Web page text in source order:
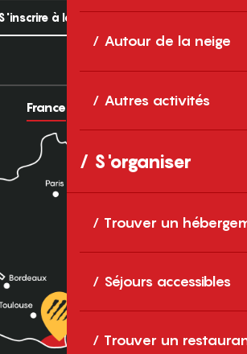
Autour de la neige
Autres activités
S'organiser
Trouver un
Séjours accessibles
Trouver un
S'inscrire à la newsletter
France Europe